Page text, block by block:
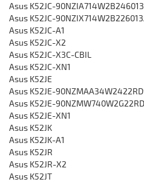
Asus K52JC-
Asus K52JC-
Asus K52JC-A1
Asus K52JC-X2
Asus K52JC-X3C-CBIL
Asus K52JC-XN1
Asus K52JE
Asus K52JE-
Asus K52JE-
Asus K52JE-XN1
Asus K52JK
Asus K52JK-A1
Asus K52JR
Asus K52JR-X2
Asus K52JT